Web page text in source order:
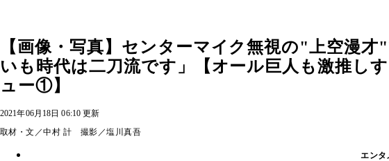
【画像・写真】センターマイク無視の"上空漫
いも時代は二刀流です」【オール巨人も激推し
ュー①】
2021年06月18日 06:10 更新
取材・文／中村 計 撮影／塩川真吾
エンタ